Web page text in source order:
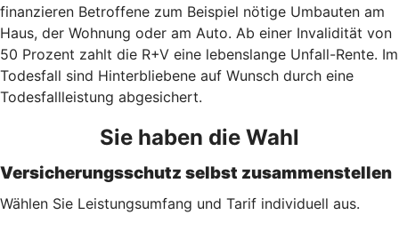
finanzieren Betroffene zum Beispiel nötige Umbauten am
Haus, der Wohnung oder am Auto. Ab einer Invalidität von
50 Prozent zahlt die R+V eine lebenslange Unfall-Rente. Im
Todesfall sind Hinterbliebene auf Wunsch durch eine
Todesfallleistung abgesichert.
Sie haben die Wahl
Versicherungsschutz selbst zusammenstellen
Wählen Sie Leistungsumfang und Tarif individuell aus.